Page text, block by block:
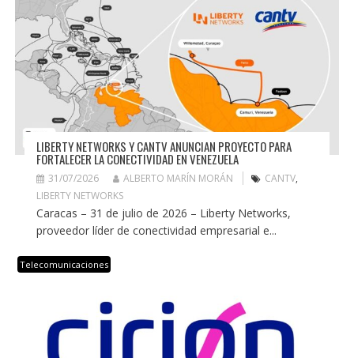
LIBERTY NETWORKS Y CANTV ANUNCIAN PROYECTO PARA
FORTALECER LA CONECTIVIDAD EN VENEZUELA
31/07/2026 ALBERTO MARÍN MORÁN CANTV,
LIBERTY NETWORKS
Caracas – 31 de julio de 2026 – Liberty Networks,
proveedor líder de conectividad empresarial e...
Telecomunicaciones